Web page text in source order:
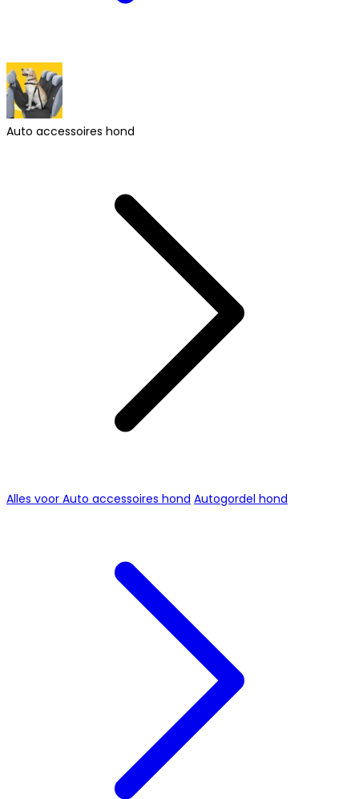
Auto accessoires hond
Alles voor Auto accessoires hond Autogordel hond